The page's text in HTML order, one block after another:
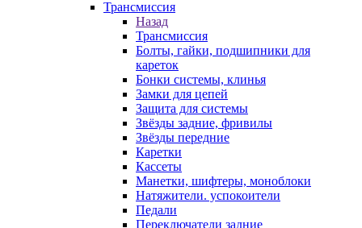
Трансмиссия
Назад
Трансмиссия
Болты, гайки, подшипники для
кареток
Бонки системы, клинья
Замки для цепей
Защита для системы
Звёзды задние, фривилы
Звёзды передние
Каретки
Кассеты
Манетки, шифтеры, моноблоки
Натяжители. успокоители
Педали
Переключатели задние